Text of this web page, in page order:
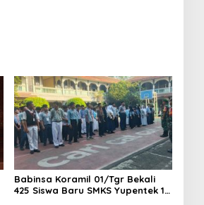
Babinsa Koramil 01/Tgr Bekali
425 Siswa Baru SMKS Yupentek 1